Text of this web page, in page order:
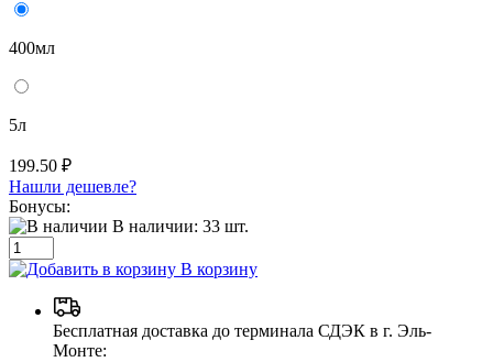
400мл
5л
199.50 ₽
Нашли дешевле?
Бонусы:
В наличии: 33 шт.
В корзину
Бесплатная доставка до терминала СДЭК в г. Эль-
Монте: